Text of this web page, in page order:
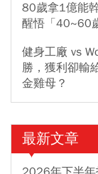
80歲拿1億能
醒悟「40~60
健身工廠 vs
勝，獲利卻輸
金雞母？
最新文章